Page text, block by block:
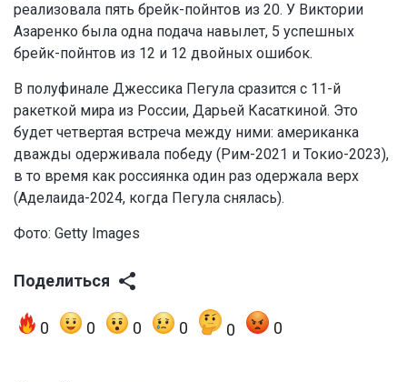
реализовала пять брейк-пойнтов из 20. У Виктории
Азаренко была одна подача навылет, 5 успешных
брейк-пойнтов из 12 и 12 двойных ошибок.
В полуфинале Джессика Пегула сразится с 11-й
ракеткой мира из России, Дарьей Касаткиной. Это
будет четвертая встреча между ними: американка
дважды одерживала победу (Рим-2021 и Токио-2023),
в то время как россиянка один раз одержала верх
(Аделаида-2024, когда Пегула снялась).
Фото: Getty Images
Поделиться
0 0 0 0 0 0